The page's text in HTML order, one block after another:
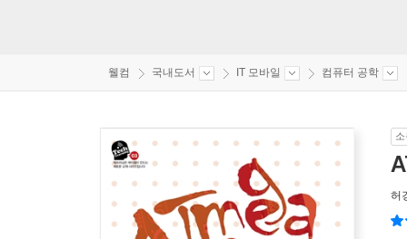
웰컴 국내도서 IT 모바일 컴퓨터 공학
허